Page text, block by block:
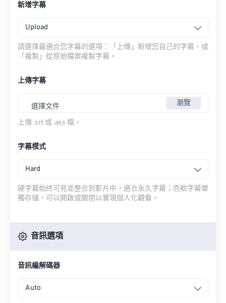
新增字幕
Upload
請選擇最適合您字幕的選項：「上傳」新增您自己的字幕，或
「複製」從原始檔案複製字幕。
上傳字幕
選擇文件 瀏覽
上傳 .srt 或 .ass 檔。
字幕模式
Hard
硬字幕始終可見並整合到影片中，適合永久字幕；而軟字幕單
獨存儲，可以開啟或關閉以實現個人化觀看。
音訊選項
音訊編解碼器
Auto